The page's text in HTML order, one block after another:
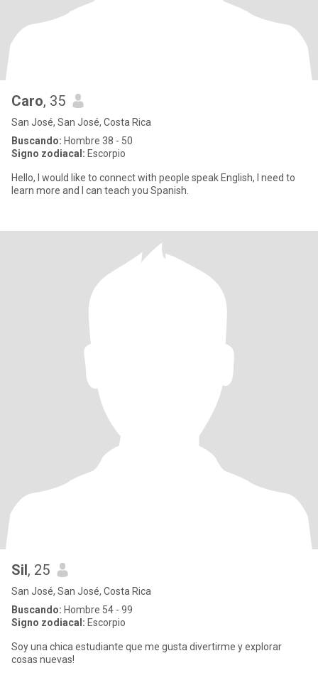
Caro, 35
San José, San José, Costa Rica
Buscando: Hombre 38 - 50
Signo zodiacal: Escorpio
Hello, I would like to connect with people speak English, I need to
learn more and I can teach you Spanish.
Sil, 25
San José, San José, Costa Rica
Buscando: Hombre 54 - 99
Signo zodiacal: Escorpio
Soy una chica estudiante que me gusta divertirme y explorar
cosas nuevas!